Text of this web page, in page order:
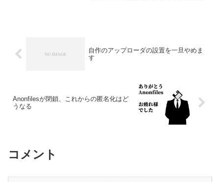
自作のアップローダの設置を一旦やめま
す
Anonfilesが閉鎖、これからの匿名化はど
うなる
コメント